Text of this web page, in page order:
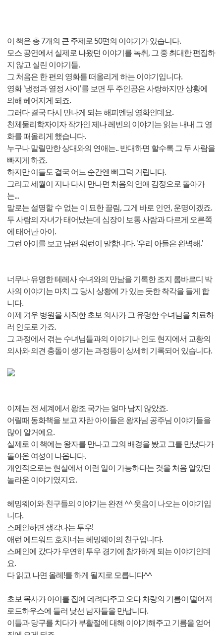
이 책은 총 7개의 큰 주제로 50편의 이야기가 있습니다.
모스 공연에서 실제로 나왔던 이야기를 녹취, 그 중 최대한 편집하
지 않고 실린 이야기들.
그 처음은 한 편의 영화를 떠올리게 하는 이야기입니다.
영화 '냉정과 열정 사이'를 보면 두 주인공은 사랑하지만 상황에
의해 헤어지게 되죠.
그러다 결국 다시 만나게 되는 해피엔딩 영화인데요.
천체물리학자이자 작가인 제나 레빈의 이야기는 읽는 내내 그 영
화를 떠올리게 했습니다.
누구나 말릴만한 상대와의 연애는.. 반대하면 할수록 그 두 사람을
빠지게 하죠.
하지만 이들도 결국 어느 순간엔 삐그덕 거립니다.
그리고 세월이 지나 다시 만나면 처음의 연애 감정으로 돌아가
는...
말로는 설명할 수 없는 이 묘한 끌림, 그게 바로 인연, 운명이겠죠.
두 사람의 자녀가 태어났는데 심장이 보통 사람과 다르게 오른쪽
에 태어난 아이.
그런 아이를 보고 남편 워런이 말합니다. '우리 아들은 완벽해.'
너무나 유명한 테레사 수녀와의 만남을 기록한 조지 롬바르디 박
사의 이야기는 마치 그 당시 상황에 가 있는 듯한 착각을 들게 합
니다.
이제 겨우 병원을 시작한 초보 의사가 그 유명한 수녀님을 치료하
러 인도로 가죠.
그 과정에서 겪는 수녀님들과의 이야기나 인도 현지에서 교황의
의사와 의견 충돌이 생기는 과정등이 상세히 기록되어 있습니다.
이제는 전 세계에서 왕조 국가는 얼마 남지 않았죠.
어릴때 동화책을 보고 자란 아이들은 왕자님 공주님 이야기들을
많이 알거에요.
실제로 이 책에는 왕자를 만나고 그의 배경을 봤고 그를 만났다가
돌아온 여성이 나옵니다.
개인적으로는 현실에서 이런 일이 가능하다는 것을 처음 알았던
놀라운 이야기였지요.
헤밍웨이와 친구들의 이야기는 완전 ^^ 웃음이 나오는 이야기입
니다.
스페인하면 생각나는 투우!
애런 에드워드 호치너는 헤밍웨이의 친구입니다.
스페인에 갔다가 우연히 투우 경기에 참가하게 되는 이야기인데
요.
다 읽고 나면 올레!를 하게 될지로 모릅니다^^
초보 목사가 아이를 집에 데려다주고 오다 차량의 기름이 떨어져
로드하우스에 들러 낯선 남자들을 만납니다.
이들과 당구를 치다가 부활절에 대해 이야기해주고 기름을 얻어